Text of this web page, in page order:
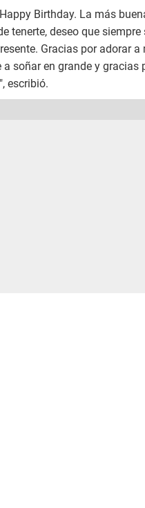
Birthday. La más
tenerte, deseo que
Gracias por adorar
a soñar en grande y
escribió.